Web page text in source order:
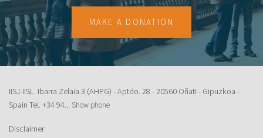
MAKE A DONATION
IISJ-IISL. Ibarra Zelaia 3 (AHPG) - Aptdo. 28 - 20560 Oñati - Gipuzkoa -
Spain Tel. +34 94... Show phone
Disclaimer